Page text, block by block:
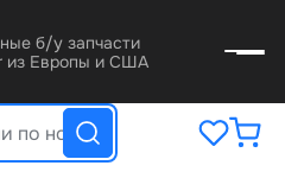
б/у запчасти
из Европы и США